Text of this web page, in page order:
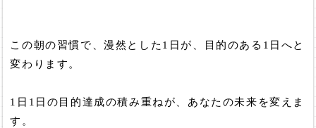
この朝の習慣で、漫然とした1日が、目的のある1日へと
変わります。
1日1日の目的達成の積み重ねが、あなたの未来を変えま
す。